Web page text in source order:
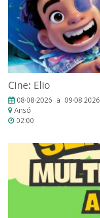
Cine: Elio
08·08·2026 a 09·08·2026
Ansó
02:00